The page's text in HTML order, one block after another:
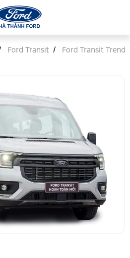
Ford Transit Ford Transit Trend